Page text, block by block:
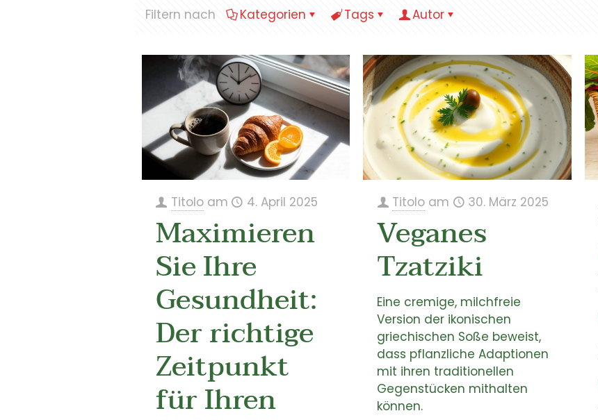
Filtern nach Kategorien Tags Autor
Titolo am 4. April 2025
Maximieren
Sie Ihre
Gesundheit:
Der richtige
Zeitpunkt
für Ihren
Titolo am 30. März 2025
Veganes
Tzatziki
Eine cremige, milchfreie
Version der ikonischen
griechischen Soße beweist,
dass pflanzliche Adaptionen
mit ihren traditionellen
Gegenstücken mithalten
können.